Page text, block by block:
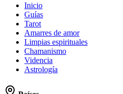
Inicio
Guías
Tarot
Amarres de amor
Limpias espirituales
Chamanismo
Videncia
Astrología